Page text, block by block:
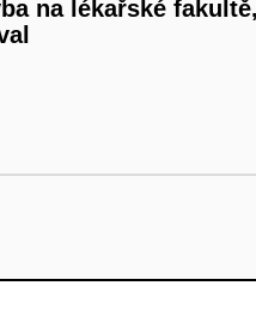
na lékařské